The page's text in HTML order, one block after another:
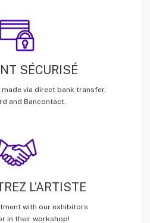
SÉCURISÉ
via direct bank transfer,
and Bancontact.
L’ARTISTE
with our exhibitors
in their workshop!